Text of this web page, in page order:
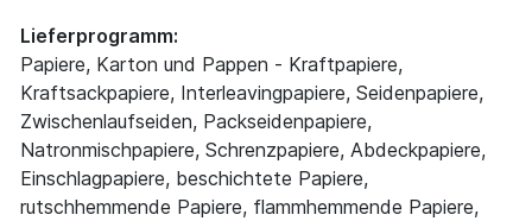
Lieferprogramm:
Papiere, Karton und Pappen - Kraftpapiere,
Kraftsackpapiere, Interleavingpapiere, Seidenpapiere,
Zwischenlaufseiden, Packseidenpapiere,
Natronmischpapiere, Schrenzpapiere, Abdeckpapiere,
Einschlagpapiere, beschichtete Papiere,
rutschhemmende Papiere, flammhemmende Papiere,